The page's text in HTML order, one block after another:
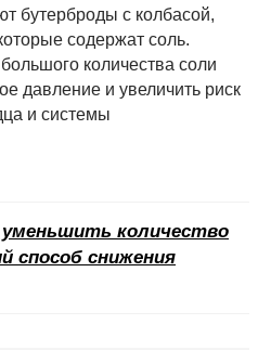
бутерброды с колбасой,
содержат соль.
количества соли
давление и увеличить риск
и системы
уменьшить количество
способ снижения